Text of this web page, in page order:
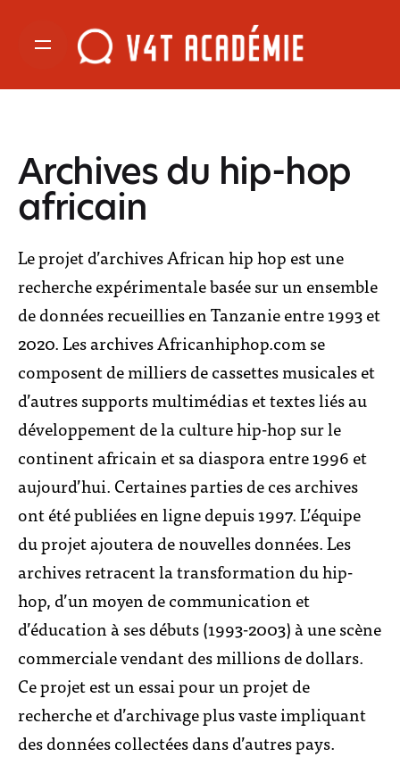
Archives du hip-hop
africain
Le projet d’archives African hip hop est une
recherche expérimentale basée sur un ensemble
de données recueillies en Tanzanie entre 1993 et
2020. Les archives Africanhiphop.com se
composent de milliers de cassettes musicales et
d’autres supports multimédias et textes liés au
développement de la culture hip-hop sur le
continent africain et sa diaspora entre 1996 et
aujourd’hui. Certaines parties de ces archives
ont été publiées en ligne depuis 1997. L’équipe
du projet ajoutera de nouvelles données. Les
archives retracent la transformation du hip-
hop, d’un moyen de communication et
d’éducation à ses débuts (1993-2003) à une scène
commerciale vendant des millions de dollars.
Ce projet est un essai pour un projet de
recherche et d’archivage plus vaste impliquant
des données collectées dans d’autres pays.